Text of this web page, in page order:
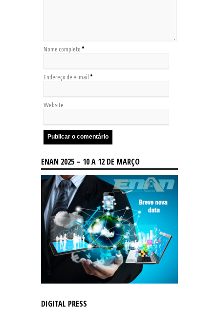
Nome completo *
Endereço de e-mail *
Website
ENAN 2025 – 10 A 12 DE MARÇO
DIGITAL PRESS